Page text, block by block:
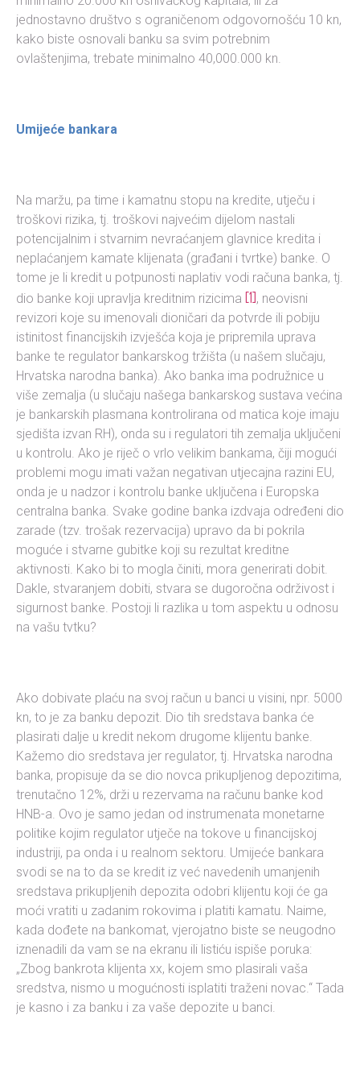
jednostavno društvo s ograničenom odgovornošću 10 kn,
kako biste osnovali banku sa svim potrebnim
ovlaštenjima, trebate minimalno 40,000.000 kn.
Umijeće bankara
Na maržu, pa time i kamatnu stopu na kredite, utječu i
troškovi rizika, tj. troškovi najvećim dijelom nastali
potencijalnim i stvarnim nevraćanjem glavnice kredita i
neplaćanjem kamate klijenata (građani i tvrtke) banke. O
tome je li kredit u potpunosti naplativ vodi računa banka, tj.
dio banke koji upravlja kreditnim rizicima [1], neovisni
revizori koje su imenovali dioničari da potvrde ili pobiju
istinitost financijskih izvješća koja je pripremila uprava
banke te regulator bankarskog tržišta (u našem slučaju,
Hrvatska narodna banka). Ako banka ima podružnice u
više zemalja (u slučaju našega bankarskog sustava većina
je bankarskih plasmana kontrolirana od matica koje imaju
sjedišta izvan RH), onda su i regulatori tih zemalja uključeni
u kontrolu. Ako je riječ o vrlo velikim bankama, čiji mogući
problemi mogu imati važan negativan utjecajna razini EU,
onda je u nadzor i kontrolu banke uključena i Europska
centralna banka. Svake godine banka izdvaja određeni dio
zarade (tzv. trošak rezervacija) upravo da bi pokrila
moguće i stvarne gubitke koji su rezultat kreditne
aktivnosti. Kako bi to mogla činiti, mora generirati dobit.
Dakle, stvaranjem dobiti, stvara se dugoročna održivost i
sigurnost banke. Postoji li razlika u tom aspektu u odnosu
na vašu tvtku?
Ako dobivate plaću na svoj račun u banci u visini, npr. 5000
kn, to je za banku depozit. Dio tih sredstava banka će
plasirati dalje u kredit nekom drugome klijentu banke.
Kažemo dio sredstava jer regulator, tj. Hrvatska narodna
banka, propisuje da se dio novca prikupljenog depozitima,
trenutačno 12%, drži u rezervama na računu banke kod
HNB-a. Ovo je samo jedan od instrumenata monetarne
politike kojim regulator utječe na tokove u financijskoj
industriji, pa onda i u realnom sektoru. Umijeće bankara
svodi se na to da se kredit iz već navedenih umanjenih
sredstava prikupljenih depozita odobri klijentu koji će ga
moći vratiti u zadanim rokovima i platiti kamatu. Naime,
kada dođete na bankomat, vjerojatno biste se neugodno
iznenadili da vam se na ekranu ili listiću ispiše poruka:
„Zbog bankrota klijenta xx, kojem smo plasirali vaša
sredstva, nismo u mogućnosti isplatiti traženi novac.“ Tada
je kasno i za banku i za vaše depozite u banci.